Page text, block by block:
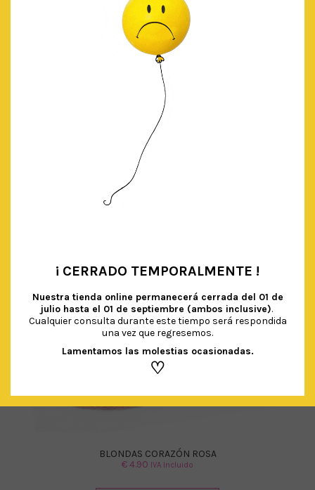
CONFETTI MIX: TUTTI FRUTTI
3.60 IVA Incluido
AÑADIR AL CARRITO
BLONDAS CORAZÓN ROSA
€4.90 IVA Incluido
¡ CERRADO TEMPORALMENTE !
Nuestra tienda online permanecerá cerrada del 01 de
julio hasta el 01 de septiembre (ambos inclusive).
Cualquier consulta durante este tiempo será respondida
una vez que regresemos.
Lamentamos las molestias ocasionadas.
♡